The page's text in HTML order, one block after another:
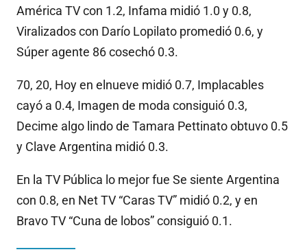
América TV con 1.2, Infama midió 1.0 y 0.8,
Viralizados con Darío Lopilato promedió 0.6, y
Súper agente 86 cosechó 0.3.
70, 20, Hoy en elnueve midió 0.7, Implacables
cayó a 0.4, Imagen de moda consiguió 0.3,
Decime algo lindo de Tamara Pettinato obtuvo 0.5
y Clave Argentina midió 0.3.
En la TV Pública lo mejor fue Se siente Argentina
con 0.8, en Net TV “Caras TV” midió 0.2, y en
Bravo TV “Cuna de lobos” consiguió 0.1.